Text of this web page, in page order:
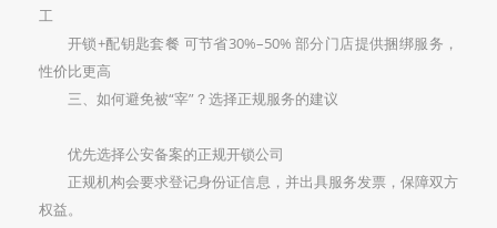
工
开锁+配钥匙套餐 可节省30%–50% 部分门店提供捆绑服务，
性价比更高
三、如何避免被“宰”？选择正规服务的建议
优先选择公安备案的正规开锁公司‌
正规机构会要求登记身份证信息，并出具服务发票，保障双方
权益。